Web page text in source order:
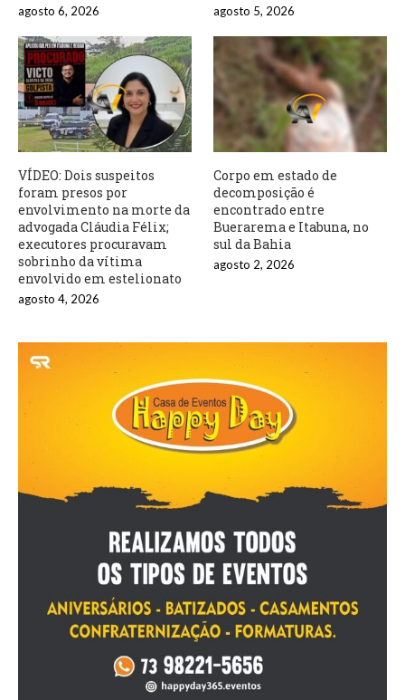
agosto 6, 2026 agosto 5, 2026
VÍDEO: Dois suspeitos
foram presos por
envolvimento na morte da
advogada Cláudia Félix;
executores procuravam
sobrinho da vítima
envolvido em estelionato
agosto 4, 2026
Corpo em estado de
decomposição é
encontrado entre
Buerarema e Itabuna, no
sul da Bahia
agosto 2, 2026